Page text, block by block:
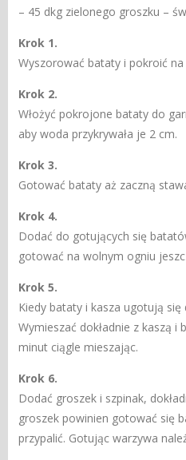
– 45 dkg zielonego groszku –
Krok 1.
Wyszorować bataty i pokroić na
Krok 2.
Włożyć pokrojone bataty do
aby woda przykrywała je 2 cm.
Krok 3.
Gotować bataty aż zaczną
Krok 4.
Dodać do gotujących się
gotować na wolnym ogniu
Krok 5.
Kiedy bataty i kasza ugotują
Wymieszać dokładnie z kaszą i
minut ciągle mieszając.
Krok 6.
Dodać groszek i szpinak,
groszek powinien gotować się
przypalić. Gotując warzywa